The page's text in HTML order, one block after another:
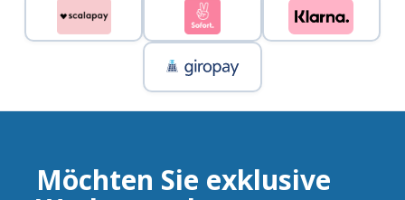
Möchten Sie exklusive